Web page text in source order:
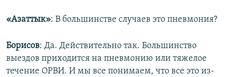
«Азаттык»: В большинстве случаев это пневмония?
Борисов: Да. Действительно так. Большинство
выездов приходится на пневмонию или тяжелое
течение ОРВИ. И мы все понимаем, что все это из-